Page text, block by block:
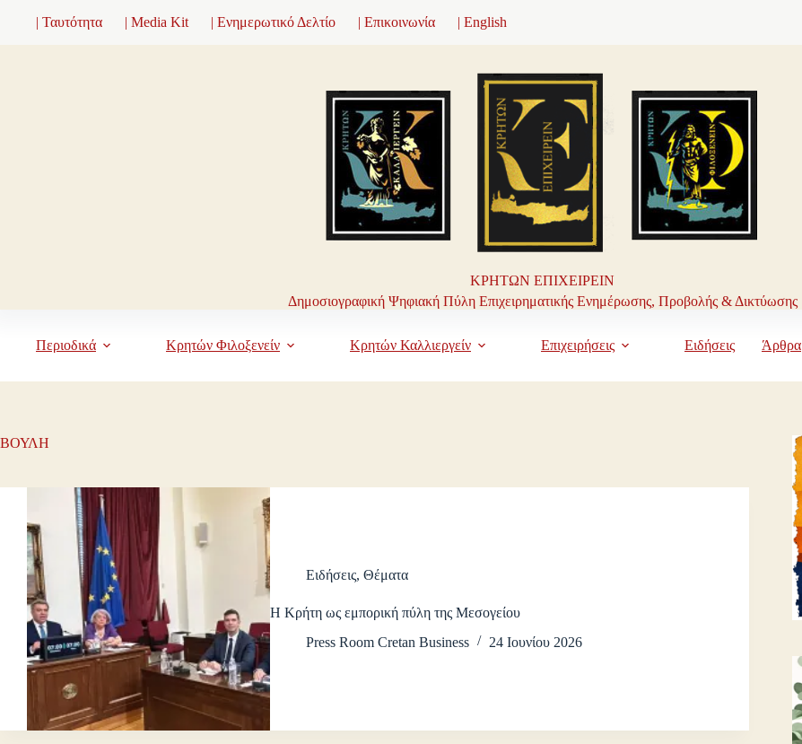
| Ταυτότητα | Media Kit | Ενημερωτικό Δελτίο | Επικοινωνία | English
ΚΡΗΤΩΝ ΕΠΙΧΕΙΡΕΙΝ
Δημοσιογραφική Ψηφιακή Πύλη Επιχειρηματικής Ενημέρωσης, Προβολής & Δικτύωσης
Περιοδικά Κρητών Φιλοξενείν Κρητών Καλλιεργείν Επιχειρήσεις Ειδήσεις Άρθρα
ΒΟΥΛΗ
Ειδήσεις,Θέματα
Η Κρήτη ως εμπορική πύλη της Μεσογείου
Press Room Cretan Business
24 Ιουνίου 2026